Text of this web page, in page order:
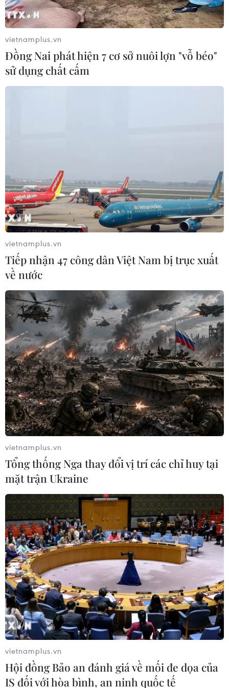
mà ban tổ chức dành tặng tân Hoa hậu là chiếc vương
miện trị giá chưa từng có trong lịch sử.
Miss Fitness Star Vietnam 2021:
Cuộc ‘chạm trán’ của dàn ‘chiến binh'
16/08/2021 07:27
Miss Fitness Star Vietnam mùa đầu tiên là đấu trường
sắc đẹp mới tôn vinh vẻ đẹp hiện đại, khỏe khoắn, đại
diện thế hệ trẻ bản lĩnh, tri thức và tài năng. Cuộc thi có
cơ cấu giải thưởng lên đến 10 tỷ.
Hoa hậu Hoàn vũ Việt Nam 2021 khởi động
với series 'Vinawoman'
01/10/2021 06:51
Hoa hậu Hương Giang, Hoa hậu H’Hen Niê, Hoa hậu
Khánh Vân, nhà thiết kế Thủy Nguyễn sẽ cùng thảo luận
về chủ đề “Bản lĩnh là gì?” Đó cũng là một tiêu chí của
cuộc thi Hoa hậu Hoàn vũ Việt Nam.
vietnamplus.vn
Đồng Nai phát hiện 7 cơ sở nuôi lợn "vỗ béo"
sử dụng chất cấm
vietnamplus.vn
Tiếp nhận 47 công dân Việt Nam bị trục xuất
về nước
vietnamplus.vn
Tổng thống Nga thay đổi vị trí các chỉ huy tại
mặt trận Ukraine
vietnamplus.vn
Hội đồng Bảo an đánh giá về mối đe dọa của
IS đối với hòa bình, an ninh quốc tế